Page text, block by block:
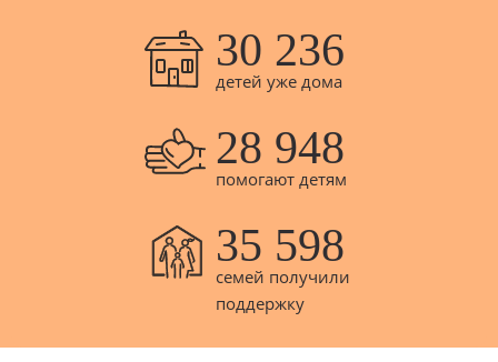
30 236
детей уже дома
28 948
помогают детям
35 598
семей получили
поддержку